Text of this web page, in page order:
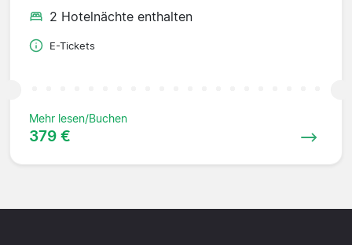
2 Hotelnächte enthalten
E-Tickets
Mehr lesen/Buchen
379 €